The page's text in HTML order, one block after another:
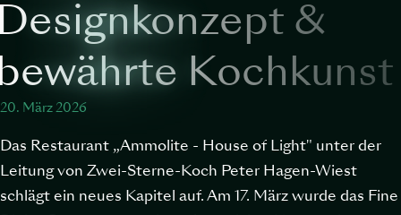
&
Kochkunst
20. März 2026
Das Restaurant „Ammolite - House of Light" unter der
Leitung von Zwei-Sterne-Koch Peter Hagen-Wiest
schlägt ein neues Kapitel auf. Am 17. März wurde das Fine